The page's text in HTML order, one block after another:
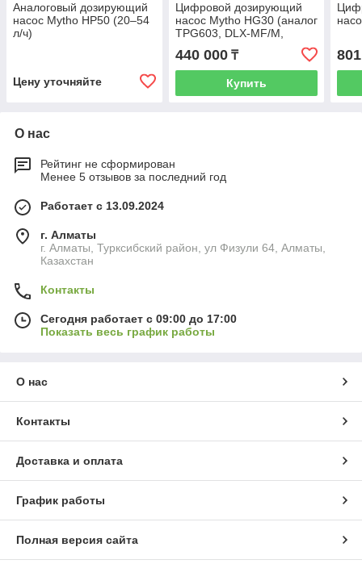
Аналоговый дозирующий
насос Mytho HP50 (20–54
л/ч)
Цену уточняйте
Цифровой дозирующий
насос Mytho HG30 (аналог
TPG603, DLX-MF/M,
KMSMF1005)
440 000₸
Купить
О нас
Рейтинг не сформирован
Менее 5 отзывов за последний год
Работает с 13.09.2024
г. Алматы
г. Алматы, Турксибский район, ул Физули 64, Алматы,
Казахстан
Контакты
Сегодня работает с 09:00 до 17:00
Показать весь график работы
О нас
Контакты
Доставка и оплата
График работы
Полная версия сайта